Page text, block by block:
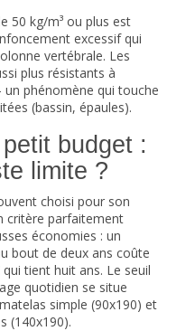
50 kg/m³ ou plus est
excessif qui
vertébrale. Les
plus résistants à
phénomène qui touche
(bassin, épaules).
budget :
limite ?
choisi pour son
critère parfaitement
économies : un
bout de deux ans coûte
tient huit ans. Le seuil
quotidien se situe
simple (90x190) et
(140x190).